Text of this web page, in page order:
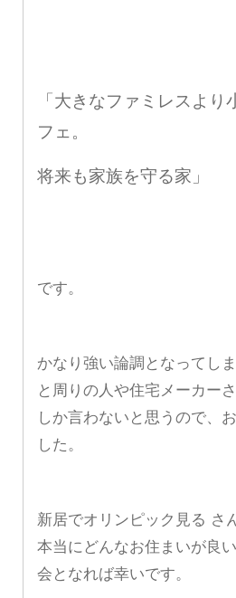
「大きなファミレスより
フェ。
将来も家族を守る家」
です。
かなり強い論調となってし
と周りの人や住宅メーカー
しか言わないと思うので、
した。
新居でオリンピック見る さ
本当にどんなお住まいが良
会となれば幸いです。